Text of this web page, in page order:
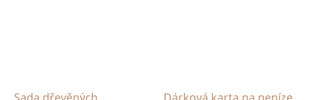
Sada dřevěných
Dárková karta na peníze